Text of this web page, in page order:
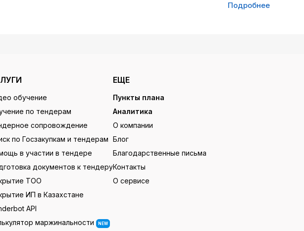
Подробнее
обучение
по тендерам
сопровождение
по Госзакупкам и тендерам
в участии в тендере
документов к тендеру
ТОО
ИП в Казахстане
API
маржинальности
NEW
ЕЩЕ
Пункты плана
Аналитика
О компании
Блог
Благодарственные письма
Контакты
О сервисе